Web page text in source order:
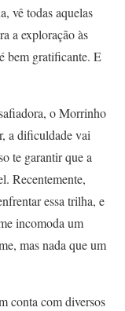
vê todas aquelas
a exploração às
bem gratificante. E
o Morrinho
a dificuldade vai
te garantir que a
Recentemente,
essa trilha, e
incomoda um
mas nada que um
conta com diversos